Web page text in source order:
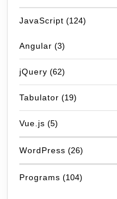
JavaScript (124)
Angular (3)
jQuery (62)
Tabulator (19)
Vue.js (5)
WordPress (26)
Programs (104)